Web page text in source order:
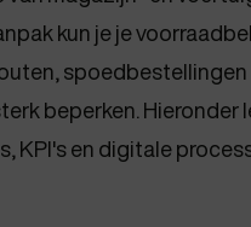
kun je je
spoedbestellingen
beperken. Hieronder
KPI's en digitale